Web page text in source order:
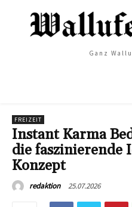
Ganz
FREIZEIT
Instant Karma
die faszinierende
Konzept
redaktion 25.07.2026